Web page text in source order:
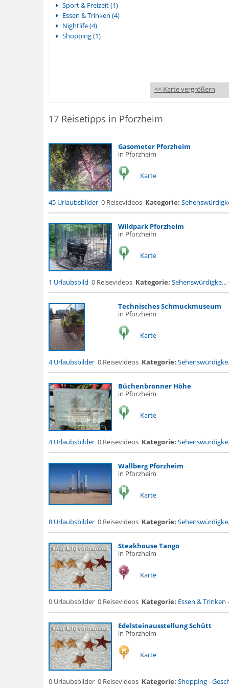
Sport & Freizeit (1)
Essen & Trinken (4)
Nightlife (4)
Shopping (1)
<< Karte vergrößern
17 Reisetipps in Pforzheim
Gasometer Pforzheim
in Pforzheim
Karte
45 Urlaubsbilder 0 Reisevideos Kategorie:
Wildpark Pforzheim
in Pforzheim
Karte
1 Urlaubsbild 0 Reisevideos Kategorie: Sehenswürdigke...
Technisches Schmuckmuseum
in Pforzheim
Karte
4 Urlaubsbilder 0 Reisevideos Kategorie:
Büchenbronner Höhe
in Pforzheim
Karte
4 Urlaubsbilder 0 Reisevideos Kategorie:
Wallberg Pforzheim
in Pforzheim
Karte
8 Urlaubsbilder 0 Reisevideos Kategorie:
Steakhouse Tango
in Pforzheim
Karte
0 Urlaubsbilder 0 Reisevideos Kategorie: Essen & Trinken
Edelsteinausstellung Schütt
in Pforzheim
Karte
0 Urlaubsbilder 0 Reisevideos Kategorie: Shopping-